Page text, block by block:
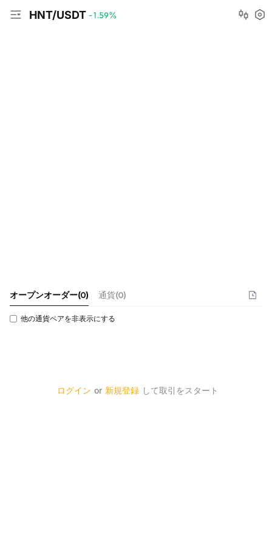
HNT/USDT -1.59%
オープンオーダー(0) 通貨(0)
他の通貨ペアを非表示にする
ログイン or 新規登録 して取引をスタート